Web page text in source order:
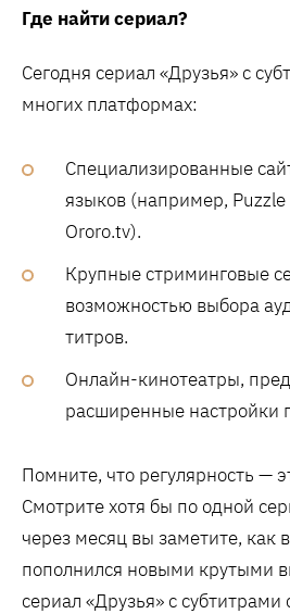
Где найти сериал?
Сегодня сериал «Друзья» с
многих платформах:
Специализированные
языков (например,
Ororo.tv).
Крупные стриминговые
возможностью выбора
титров.
Онлайн-кинотеатры,
расширенные настройки
Помните, что регулярность —
Смотрите хотя бы по одной
через месяц вы заметите, как
пополнился новыми крутыми
сериал «Друзья» с